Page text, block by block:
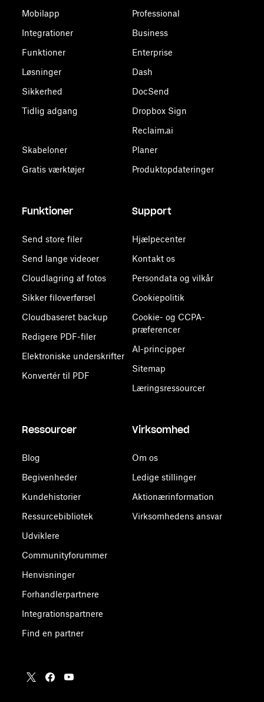
Mobilapp
Integrationer
Funktioner
Løsninger
Sikkerhed
Tidlig adgang
Skabeloner
Gratis værktøjer
Professional
Business
Enterprise
Dash
DocSend
Dropbox Sign
Reclaim.ai
Planer
Produktopdateringer
Funktioner
Send store filer
Send lange videoer
Cloudlagring af fotos
Sikker filoverførsel
Cloudbaseret backup
Redigere PDF-filer
Elektroniske underskrifter
Konvertér til PDF
Support
Hjælpecenter
Kontakt os
Persondata og vilkår
Cookiepolitik
Cookie- og CCPA-
præferencer
AI-principper
Sitemap
Læringsressourcer
Ressourcer
Blog
Begivenheder
Kundehistorier
Ressurcebibliotek
Udviklere
Communityforummer
Henvisninger
Forhandlerpartnere
Integrationspartnere
Find en partner
Virksomhed
Om os
Ledige stillinger
Aktionærinformation
Virksomhedens ansvar